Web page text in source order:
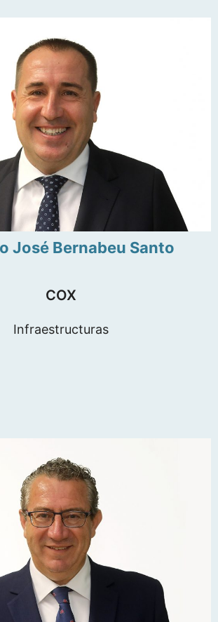
José Bernabeu Santo
COX
Infraestructuras